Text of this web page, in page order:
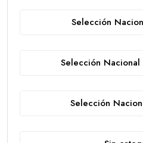
Selección
Selección
Selección